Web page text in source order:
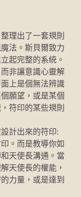
理出了一套規則
法。斯貝爾致力
起完整的系統。
非讓意識心靈解
上是個無法辨識
願望，或是某個
符印的某些規則
計出來的符印:
。而是教導你如
天使長溝通。當
天使長的權能，
力量，或是達到